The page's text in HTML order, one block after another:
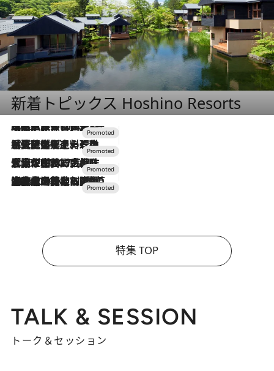
新着トピックス Hoshino Resorts
2026.7.31
【ホテル帰省】という選択肢をOMOが提案。家族とほどよい距離を保つには「昼は実家、夜は気兼ねなくホテルで！」
2026.7.24
【夏限定ディナーコース】旬を迎える稚鮎や花ズッキーニなどをイタリア・トスカーナの郷土料理の手法で満喫！
2026.7.17
「土佐和ハーブかき氷」がOMO7高知に登場！生姜、山椒、大葉など目にも舌にも涼を呼ぶ郷土の味
2026.7.10
NEW OPEN！【界 草津】名湯の地に誕生。趣の異なる2種の温泉と上州ならではの会席・蕎麦割烹など美食を味わう究極の癒やし旅
特集 TOP
TALK & SESSION
トーク＆セッション